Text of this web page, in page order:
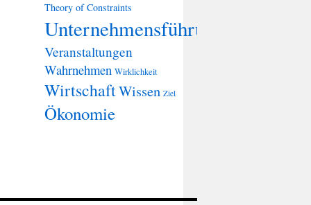
Theory of Constraints
Unternehmensführung
Veranstaltungen
Wahrnehmen Wirklichkeit
WirtschaftWissen Ziel
Ökonomie